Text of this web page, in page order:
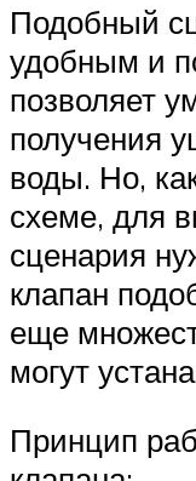
Подобный
удобным и
позволяет
получения
воды. Но,
схеме, для
сценария
клапан
еще
могут
Принцип